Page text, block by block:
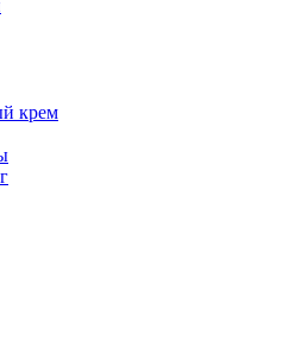
крем